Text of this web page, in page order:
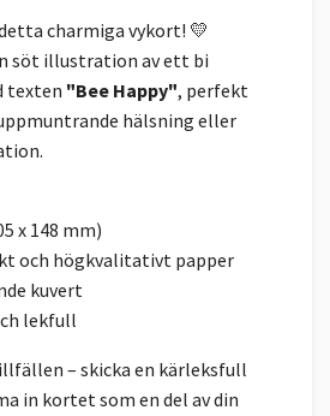
charmiga vykort! 💛
söt illustration av ett bi
texten "Bee Happy", perfekt
hälsning eller
x 148 mm)
och högkvalitativt papper
kuvert
lekfull
– skicka en kärleksfull
in kortet som en del av din